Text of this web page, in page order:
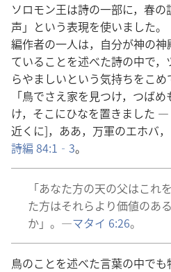
ソロモン​王​は​詩​の​一部​に，春​
声」と​いう​表現​を​使い​まし​た。
編​作者​の​一​人​は，自分​が​神​の​
て​いる​こと​を​述べ​た​詩​の​中​で
らやましい​と​いう​気持ち​を​こめ​
「鳥​で​さえ​家​を​見つけ，つば
け，そこ​に​ひな​を​置き​まし​た
近く​に]，ああ，万軍​の​エホ
詩編 84:1‐3。
「あなた方​の​天​の​父​は​これ​
た方​は​それら​より​価値​の​あ
か」。―マタイ 6:26。
鳥​の​こと​を​述べ​た​言葉​の​中​で​